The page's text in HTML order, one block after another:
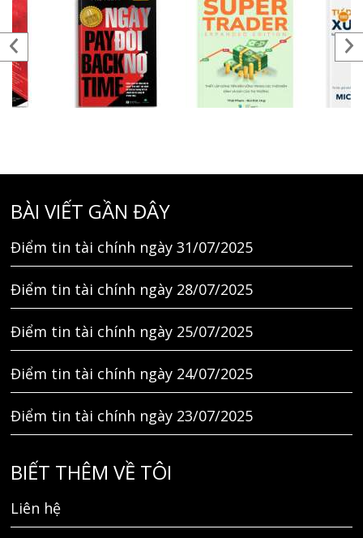
BÀI VIẾT GẦN ĐÂY
Điểm tin tài chính ngày 31/07/2025
Điểm tin tài chính ngày 28/07/2025
Điểm tin tài chính ngày 25/07/2025
Điểm tin tài chính ngày 24/07/2025
Điểm tin tài chính ngày 23/07/2025
BIẾT THÊM VỀ TÔI
Liên hệ